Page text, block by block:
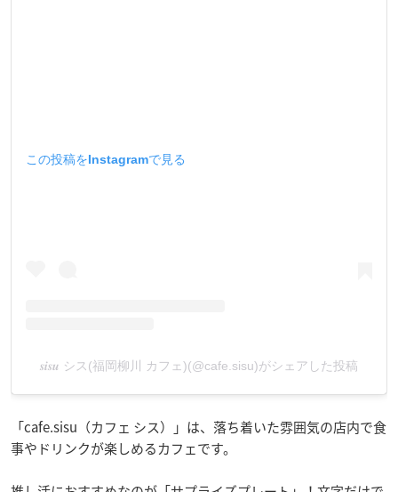
この投稿をInstagramで見る
𝒔𝒊𝒔𝒖 シス(福岡柳川 カフェ)(@cafe.sisu)がシェアした投稿
「cafe.sisu（カフェ シス）」は、落ち着いた雰囲気の店内で食
事やドリンクが楽しめるカフェです。